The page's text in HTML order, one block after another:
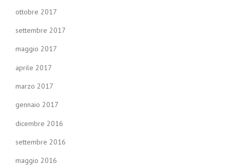
ottobre 2017
settembre 2017
maggio 2017
aprile 2017
marzo 2017
gennaio 2017
dicembre 2016
settembre 2016
maggio 2016